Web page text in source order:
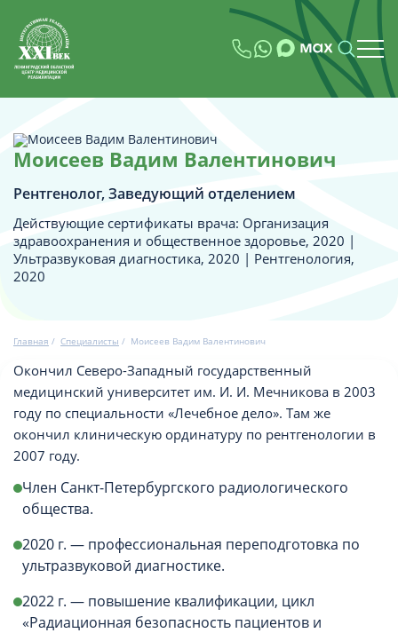
Моисеев Вадим Валентинович
Рентгенолог, Заведующий отделением
Действующие сертификаты врача: Организация
здравоохранения и общественное здоровье, 2020 |
Ультразвуковая диагностика, 2020 | Рентгенология,
2020
Главная / Специалисты / Моисеев Вадим Валентинович
Окончил Северо-Западный государственный
медицинский университет им. И. И. Мечникова в 2003
году по специальности «Лечебное дело». Там же
окончил клиническую ординатуру по рентгенологии в
2007 году.
Член Санкт-Петербургского радиологического
общества.
2020 г. — профессиональная переподготовка по
ультразвуковой диагностике.
2022 г. — повышение квалификации, цикл
«Радиационная безопасность пациентов и